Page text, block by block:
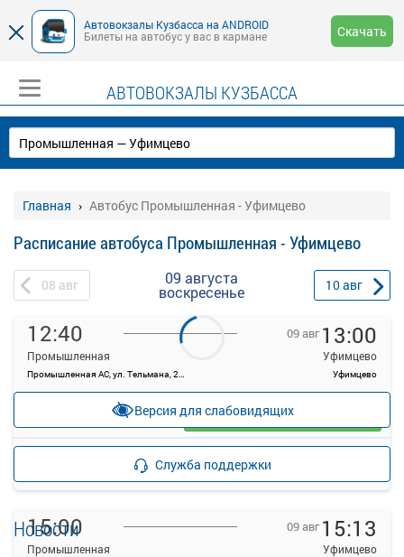
Автовокзалы Кузбасса на ANDROID
Билеты на автобус у вас в кармане
Скачать
АВТОВОКЗАЛЫ КУЗБАССА
Главная Автобус Промышленная - Уфимцево
Расписание автобуса Промышленная - Уфимцево
08 авг 09 августа
воскресенье 10авг
12:40
Промышленная
Промышленная АС, ул. Тельмана, 21а
09 авг 13:00
Уфимцево
Уфимцево
—
Загрузить цену
15:00
Промышленная
09 авг 15:13
Уфимцево
Версия для слабовидящих
Служба поддержки
Новости